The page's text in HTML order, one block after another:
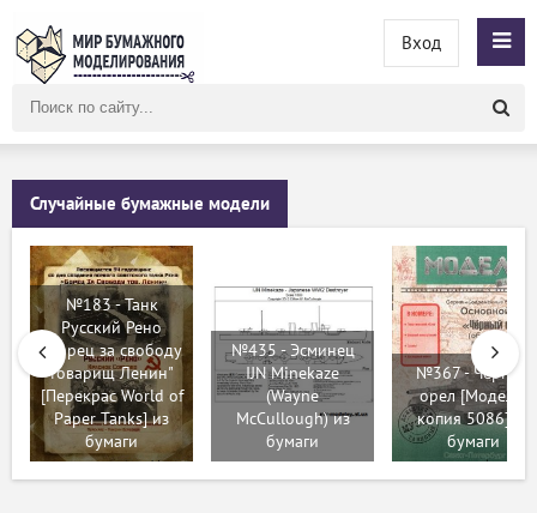
сайту
Вход
Случайные бумажные модели
№183 - Танк
Русский Рено
"Борец за свободу
товарищ Ленин"
[Перекрас World of
Paper Tanks] из
бумаги
№435 - Эсминец
IJN Minekaze
(Wayne
McCullough) из
бумаги
№367 - Черный
орел [Модель-
копия 5086] из
бумаги